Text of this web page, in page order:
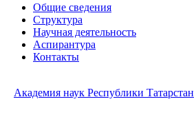
Общие сведения
Структура
Научная деятельность
Аспирантура
Контакты
Академия наук Республики Татарстан